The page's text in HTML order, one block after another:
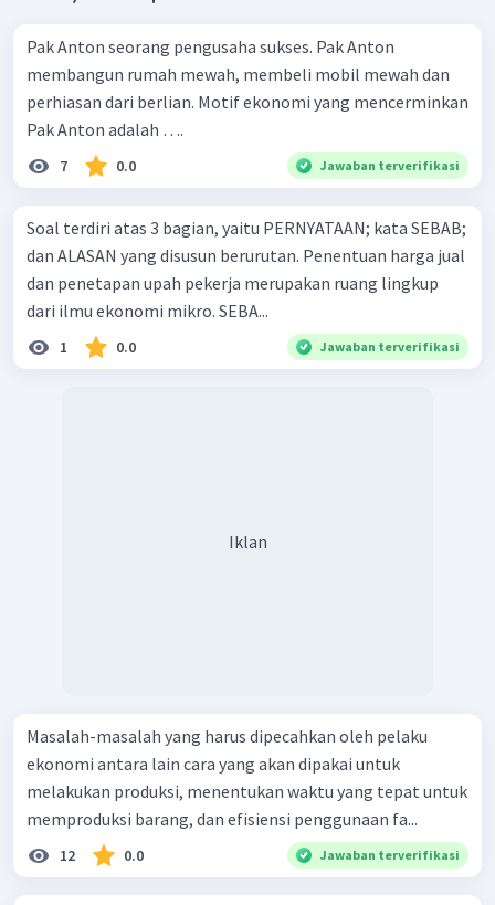
Pak Anton seorang pengusaha sukses. Pak Anton
membangun rumah mewah, membeli mobil mewah dan
perhiasan dari berlian. Motif ekonomi yang mencerminkan
Pak Anton adalah ….
7 0.0 Jawaban terverifikasi
Soal terdiri atas 3 bagian, yaitu PERNYATAAN; kata SEBAB;
dan ALASAN yang disusun berurutan. Penentuan harga jual
dan penetapan upah pekerja merupakan ruang lingkup
dari ilmu ekonomi mikro. SEBA...
1 0.0 Jawaban terverifikasi
Iklan
Masalah-masalah yang harus dipecahkan oleh pelaku
ekonomi antara lain cara yang akan dipakai untuk
melakukan produksi, menentukan waktu yang tepat untuk
memproduksi barang, dan efisiensi penggunaan fa...
12 0.0 Jawaban terverifikasi